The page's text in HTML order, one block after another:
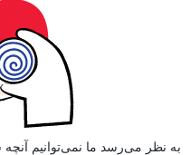
به نظر می‌رسد ما نمی‌توانیم آنچه